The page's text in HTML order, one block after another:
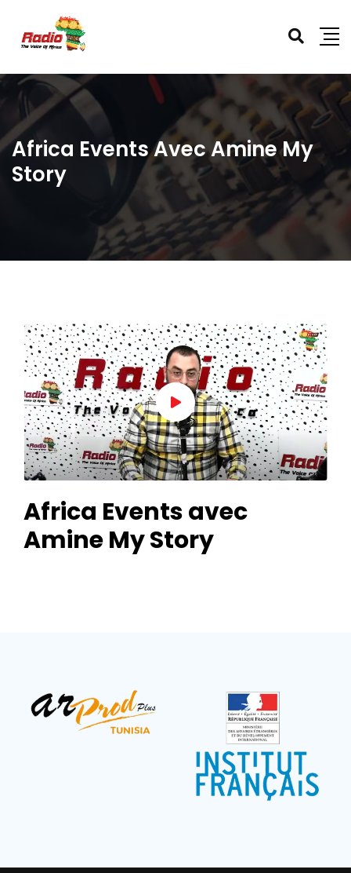
Africa Events Avec Amine My
Story
Africa Events avec
Amine My Story